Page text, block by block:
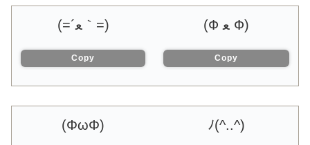
(Ф ﻌ Ф)
Copy
(=｀ﻌ´=)
Copy
(^..^)ﾉ
(ΦωΦ)